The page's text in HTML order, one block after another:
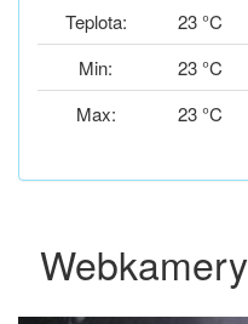
Teplota: 23 °C
Min:
23 °C
Max:
23 °C
Webkamery